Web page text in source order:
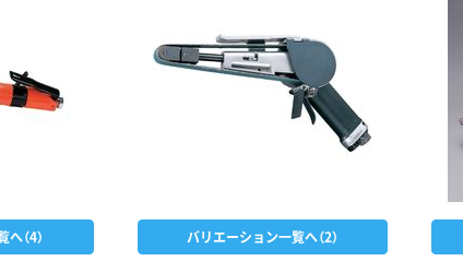
（4） バリエーション一覧へ（2）
ト AG500LS 1
（税込）
￥2,285~